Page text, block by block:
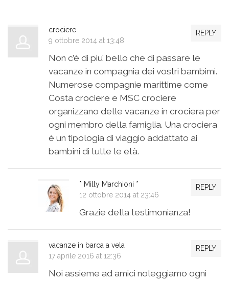
REPLY
crociere
9 ottobre 2014 at 13:48
Non c’è di piu’ bello che di passare le
vacanze in compagnia dei vostri bambimi.
Numerose compagnie marittime come
Costa crociere e MSC crociere
organizzano delle vacanze in crociera per
ogni membro della famiglia. Una crociera
è un tipologia di viaggio addattato ai
bambini di tutte le età.
REPLY
* Milly Marchioni *
12 ottobre 2014 at 23:46
Grazie della testimonianza!
REPLY
vacanze in barca a vela
17 aprile 2016 at 12:36
Noi assieme ad amici noleggiamo ogni